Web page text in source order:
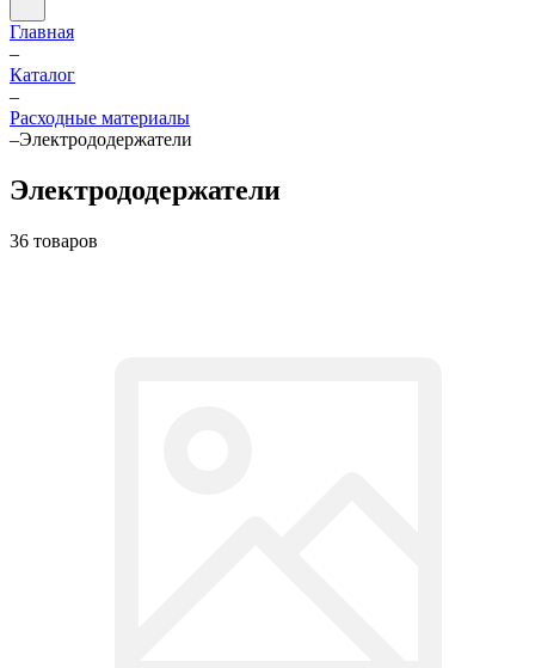
Главная
–
Каталог
–
Расходные материалы
–Электрододержатели
Электрододержатели
36 товаров